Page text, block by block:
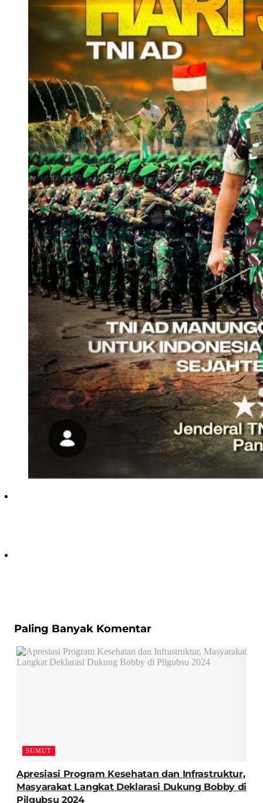
Paling Banyak Komentar
SUMUT
Apresiasi Program Kesehatan dan Infrastruktur,
Masyarakat Langkat Deklarasi Dukung Bobby di
Pilgubsu 2024